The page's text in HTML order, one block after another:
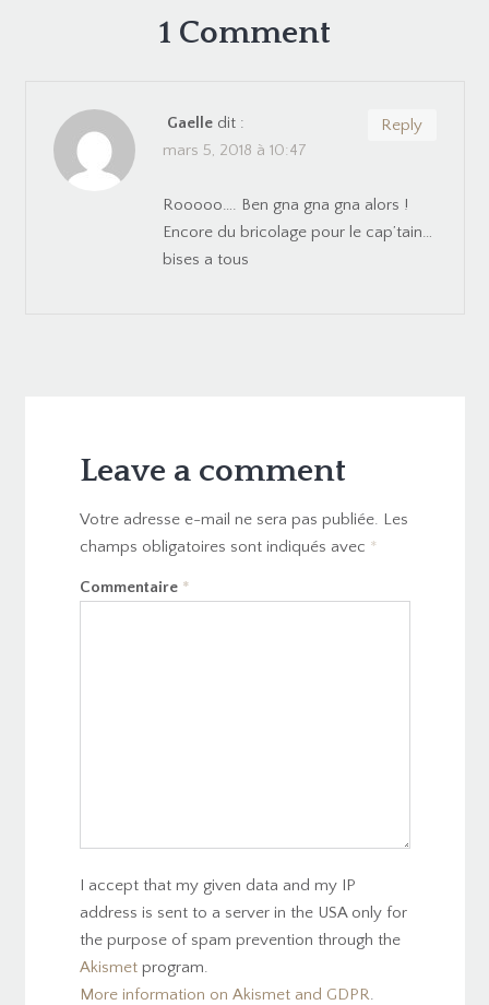
1 Comment
Gaelle dit :
mars 5, 2018 à 10:47
Rooooo…. Ben gna gna gna alors !
Encore du bricolage pour le cap’tain…
bises a tous
Reply
Leave a comment
Votre adresse e-mail ne sera pas publiée. Les
champs obligatoires sont indiqués avec *
Commentaire *
I accept that my given data and my IP
address is sent to a server in the USA only for
the purpose of spam prevention through the
Akismetprogram.
More information on Akismet and GDPR.